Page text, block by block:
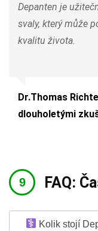
Depanten je
svaly, který může
kvalitu života.
Dr.Thomas
dlouholetými
FAQ:
Kolik stojí